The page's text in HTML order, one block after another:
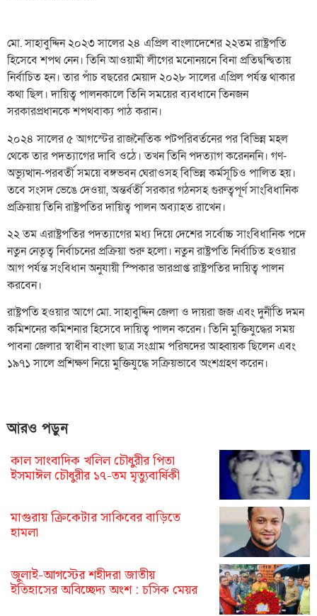
মো. সাহাবুদ্দিন ২০২৩ সালের ২৪ এপ্রিল বাংলাদেশের ২২তম রাষ্ট্রপতি
হিসেবে শপথ নেন। তিনি আওয়ামী লীগের মনোনয়নে বিনা প্রতিদ্বন্দ্বিতায়
নির্বাচিত হন। তার পাঁচ বছরের মেয়াদ ২০২৮ সালের এপ্রিল পর্যন্ত থাকার
কথা ছিল। দায়িত্ব পালনকালে তিনি সময়ের ব্যবধানে তিনজন
সরকারপ্রধানকে শপথবাক্য পাঠ করান।
২০২৪ সালের ৫ আগস্টের রাজনৈতিক পটপরিবর্তনের পর বিভিন্ন মহল
থেকে তার পদত্যাগের দাবি ওঠে। তখন তিনি পদত্যাগ করেনননি। গণ-
অভ্যুত্থান-পরবর্তী সময়ে বঙ্গভবন ঘেরাওসহ বিভিন্ন কর্মসূচিও পালিত হয়।
তবে সংসদ ভেঙে দেওয়া, অন্তর্বর্তী সরকার গঠনসহ গুরুত্বপূর্ণ সাংবিধানিক
প্রক্রিয়ায় তিনি রাষ্ট্রপতির দায়িত্ব পালন অব্যাহত রাখেন।
২২ তম এরাষ্ট্রপতির পদত্যাগের মধ্য দিয়ে দেশের সর্বোচ্চ সাংবিধানিক পদে
নতুন নেতৃত্ব নির্বাচনের প্রক্রিয়া শুরু হলো। নতুন রাষ্ট্রপতি নির্বাচিত হওয়ার
আগ পর্যন্ত সংবিধান অনুযায়ী স্পিকার ভারপ্রাপ্ত রাষ্ট্রপতির দায়িত্ব পালন
করবেন।
রাষ্ট্রপতি হওয়ার আগে মো. সাহাবুদ্দিন জেলা ও দায়রা জজ এবং দুর্নীতি দমন
কমিশনের কমিশনার হিসেবে দায়িত্ব পালন করেন। তিনি মুক্তিযুদ্ধের সময়
পাবনা জেলার স্বাধীন বাংলা ছাত্র সংগ্রাম পরিষদের আহ্বায়ক ছিলেন এবং
১৯৭১ সালে প্রশিক্ষণ নিয়ে মুক্তিযুদ্ধে সক্রিয়ভাবে অংশগ্রহণ করেন।
আরও পড়ুন
কাল সাংবাদিক খলিল চৌধুরীর পিতা
ইসমাঈল চৌধুরীর ১৭-তম মৃত্যুবার্ষিকী
মাগুরায় ক্রিকেটার সাকিবের বাড়িতে
হামলা
জুলাই-আগস্টের শহীদরা জাতীয়
ইতিহাসের অবিচ্ছেদ্য অংশ : চসিক মেয়র